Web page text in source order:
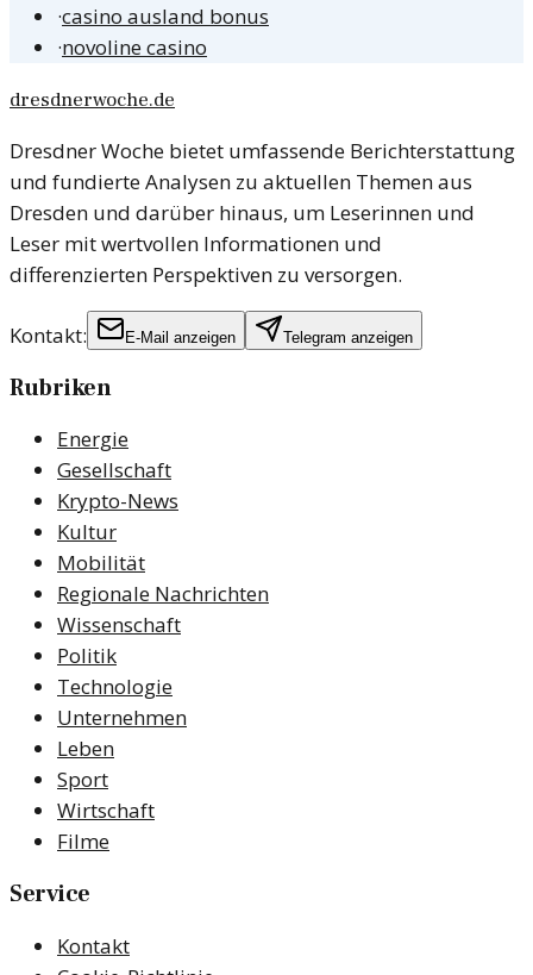
·casino ausland bonus
·novoline casino
dresdnerwoche.de
Dresdner Woche bietet umfassende Berichterstattung
und fundierte Analysen zu aktuellen Themen aus
Dresden und darüber hinaus, um Leserinnen und
Leser mit wertvollen Informationen und
differenzierten Perspektiven zu versorgen.
Kontakt: E-Mail anzeigen Telegram anzeigen
Rubriken
Energie
Gesellschaft
Krypto-News
Kultur
Mobilität
Regionale Nachrichten
Wissenschaft
Politik
Technologie
Unternehmen
Leben
Sport
Wirtschaft
Filme
Service
Kontakt